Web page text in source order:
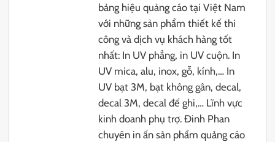
bảng hiệu quảng cáo tại Việt Nam
với những sản phẩm thiết kế thi
công và dịch vụ khách hàng tốt
nhất: In UV phẳng, in UV cuộn. In
UV mica, alu, inox, gỗ, kính,… In
UV bạt 3M, bạt không gân, decal,
decal 3M, decal đế ghi,… Lĩnh vực
kinh doanh phụ trợ. Đinh Phan
chuyên in ấn sản phẩm quảng cáo